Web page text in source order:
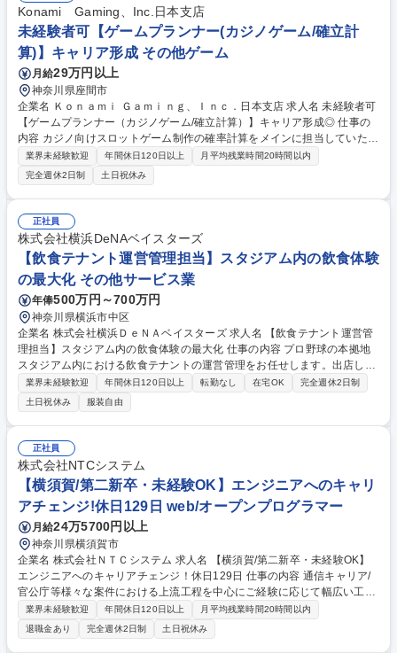
Konami Gaming、Inc.日本支店
未経験者可【ゲームプランナー(カジノゲーム/確立計
算)】キャリア形成 その他ゲーム
月給29万円以上
神奈川県座間市
企業名 Ｋｏｎａｍｉ Ｇａｍｉｎｇ、Ｉｎｃ．日本支店 求人名 未経験者可
【ゲームプランナー（カジノゲーム/確立計算）】キャリア形成◎ 仕事の
内容 カジノ向けスロットゲーム制作の確率計算をメインに担当していただ
きます。また、業務を通して商品知識と規定知識を培っていただき、ゲー
ムデザイナーや制作ディレクターへのステップアップも可能となります。
【具体的な業務】～カジノ向けスロットゲームの確率計算作成～ 計算には
マイクロソフトのエクセルを用いて、様々なルールのスロットゲームのコ
アとなる確率設計・確率デザインを担当していただきます。 また、より
「面白い」スロットゲームを目指してバランスの調整・修正を行い、ヒッ
トゲーム創出に向けて貢献していただきます。 ※業務内容の変更範囲：当
社業務全般※ 募集職種 未経験者可【ゲームプランナー（カジノゲーム/確
立計算）】キャリア形成◎
業界未経験歓迎 年間休日120日以上
月平均残業時間20時間以内
完全週休2日制
土日祝休み
正社員
株式会社横浜DeNAベイスターズ
【飲食テナント運営管理担当】スタジアム内の飲食体験
の最大化 その他サービス業
年俸500万円～700万円
神奈川県横浜市中区
企業名 株式会社横浜ＤｅＮＡベイスターズ 求人名 【飲食テナント運営管
理担当】スタジアム内の飲食体験の最大化 仕事の内容 プロ野球の本拠地
スタジアム内における飲食テナントの運営管理をお任せします。出店して
いるパートナー企業と密に連携し、店舗の売上向上やサービス改善に向け
た施策の企画から実行までを主導するポジションです。 【具体的には】■
スタジアム内の飲食店舗（テナント、VIPルーム等）管理およびリーシン
グ■売れ筋商品および数値分析、マーケット調査や分析 ■販促施策などの
店舗売上増加施策の立案、実行■球団公式ニュースおよび各種SNSの投稿■
各種申請業務（捺印申請、備品購入申請、会計システムを使用した稟議書
等）■契約書、請求書等の作成、締結 ■経理関係の月締め対応（請求書、
経費精算等） 募集職種 【飲食テナント運営管理担当】スタジアム内の飲
食体験の最大化
業界未経験歓迎 年間休日120日以上 転勤なし 在宅OK
完全週休2日制
土日祝休み
服装自由
正社員
株式会社NTCシステム
【横須賀/第二新卒・未経験OK】エンジニアへのキャリ
アチェンジ!休日129日 web/オープンプログラマー
月給24万5700円以上
神奈川県横須賀市
企業名 株式会社ＮＴＣシステム 求人名 【横須賀/第二新卒・未経験OK】
エンジニアへのキャリアチェンジ！休日129日 仕事の内容 通信キャリア/
官公庁等様々な案件における上流工程を中心にご経験に応じて幅広い工程
を担当いただきます。 【魅力】 ■担当いただくフェーズは経験に合わせて
様々ですが上流の業務にも携わっていただきます。顧客折衝経験や業務知
識も習得できます。 ■期間は1年～10年以上の大規模長期案件が中心とな
業界未経験歓迎 年間休日120日以上
月平均残業時間20時間以内
退職金あり
完全週休2日制 土日祝休み